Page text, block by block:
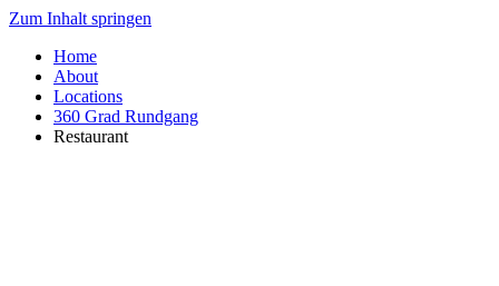
Zum Inhalt springen
Home
About
Locations
360 Grad Rundgang
Restaurant